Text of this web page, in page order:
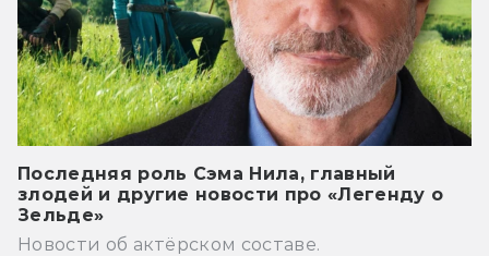
Последняя роль Сэма Нила, главный
злодей и другие новости про «Легенду о
Зельде»
Новости об актёрском составе.